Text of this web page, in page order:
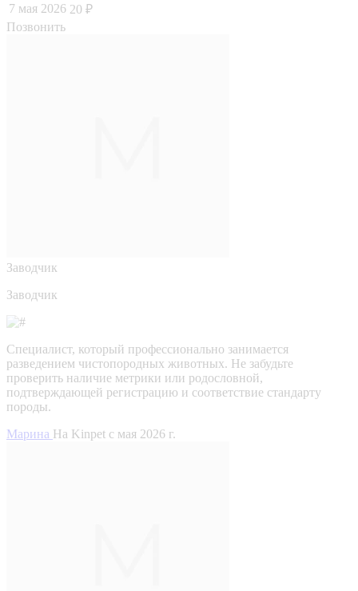
7 мая 2026 20 ₽
Позвонить
Заводчик
Заводчик
Специалист, который профессионально занимается
разведением чистопородных животных. Не забудьте
проверить наличие метрики или родословной,
подтверждающей регистрацию и соответствие стандарту
породы.
Марина На Kinpet c мая 2026 г.